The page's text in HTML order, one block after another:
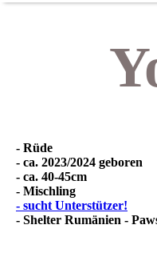
- Rüde
- ca. 2023/2024 geboren
- ca. 40-45cm
- Mischling
- sucht Unterstützer!
- Shelter Rumänien -